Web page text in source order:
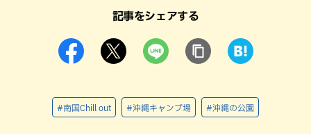
記事をシェアする
#南国Chill out #沖縄キャンプ場 #沖縄の公園